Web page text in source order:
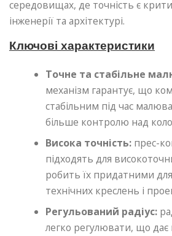
середовищах, де точність є
інженерії та архітектурі.
Ключові характеристики
Точне та стабільне
механізм гарантує, що
стабільним під час
більше контролю над
Висока точність: прес-
підходять для
робить їх придатними
технічних креслень і
Регульований радіус:
легко регулювати, що дає